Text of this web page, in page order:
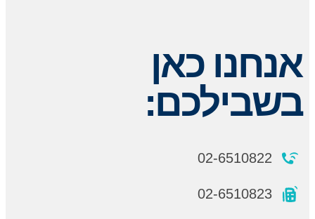
אנחנו כאן
בשבילכם:
02-6510822
02-6510823